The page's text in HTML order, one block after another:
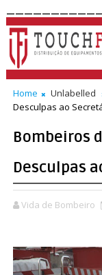
Home Unlabelled
Desculpas ao
Bombeiros
Desculpas
Vida de Bombeiro